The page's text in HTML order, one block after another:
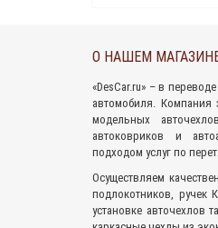
О НАШЕМ
«DesCar.ru» – в
автомобиля. Компания
модельных авточехлов
автоковриков и
подходом услуг по
Осуществляем
подлокотников, ручек
установке авточехлов